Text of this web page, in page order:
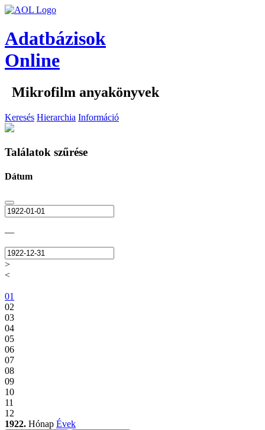
Adatbázisok
Online
Mikrofilm anyakönyvek
Keresés Hierarchia Információ
Találatok szűrése
Dátum
—
>
<
01
02
03
04
05
06
07
08
09
10
11
12
1922. Hónap Évek